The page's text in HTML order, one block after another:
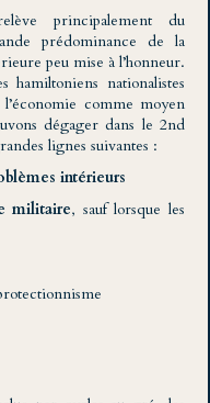
principalement du
prédominance de la
peu mise à l’honneur.
nationalistes
comme moyen
dégager dans le 2nd
lignes suivantes :
intérieurs
militaire, sauf lorsque les